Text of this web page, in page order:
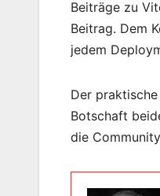
Beiträge zu
Beitrag. Dem
jedem
Der
Botschaft
die